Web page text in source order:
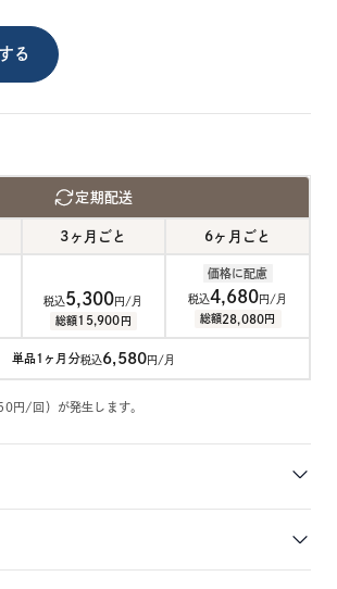
る
定期配送
3ヶ月ごと 6ヶ月ごと
税込 5,300円/月
総額 15,900 円
価格に配慮
税込4,680円/月
総額 28,080 円
単品1ヶ月分税込 6,580円/月
円/回）が発生します。
タイミングで服用してください。
性欲減退、勃起機能障害、肝機能障害などが副